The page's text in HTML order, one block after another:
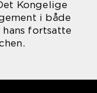
Kongelige
i både
fortsatte